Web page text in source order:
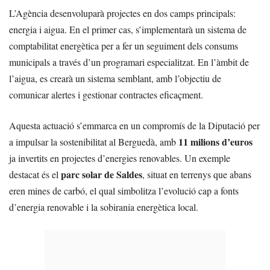
L’Agència desenvoluparà projectes en dos camps principals:
energia i aigua. En el primer cas, s’implementarà un sistema de
comptabilitat energètica per a fer un seguiment dels consums
municipals a través d’un programari especialitzat. En l’àmbit de
l’aigua, es crearà un sistema semblant, amb l’objectiu de
comunicar alertes i gestionar contractes eficaçment.
Aquesta actuació s’emmarca en un compromís de la Diputació per
a impulsar la sostenibilitat al Berguedà, amb 11 milions d’euros
ja invertits en projectes d’energies renovables. Un exemple
destacat és el parc solar de Saldes, situat en terrenys que abans
eren mines de carbó, el qual simbolitza l’evolució cap a fonts
d’energia renovable i la sobirania energètica local.